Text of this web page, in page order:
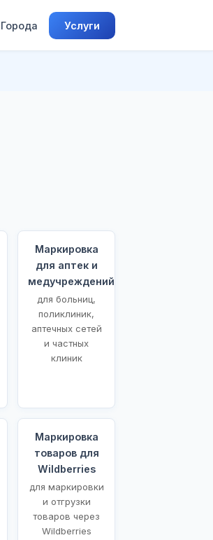
Города Услуги
Маркировка
для аптек и
медучреждений
для больниц,
поликлиник,
аптечных сетей
и частных
клиник
Маркировка
товаров для
Wildberries
для маркировки
и отгрузки
товаров через
Wildberries